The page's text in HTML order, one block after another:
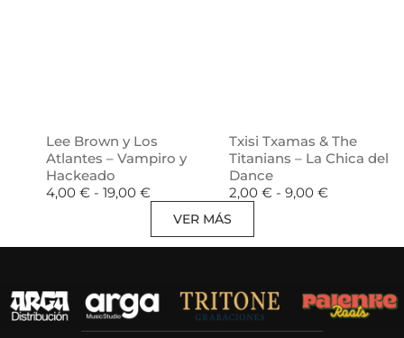
Lee Brown y Los
Atlantes – Vampiro y
Hackeado
4,00 € - 19,00 €
Txisi Txamas & The
Titanians – La Chica del
Dance
2,00 € - 9,00 €
VER MÁS